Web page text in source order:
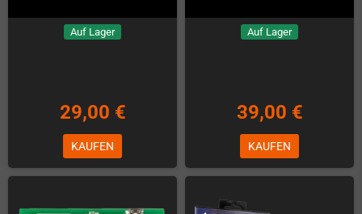
Auf Lager
29,00 €
KAUFEN
Auf Lager
39,00 €
KAUFEN